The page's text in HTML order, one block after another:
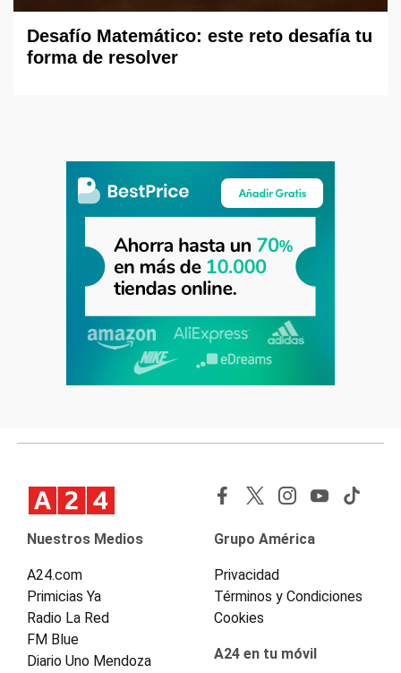
Desafío Matemático: este reto desafía tu
forma de resolver
Nuestros Medios
A24.com
Primicias Ya
Radio La Red
FM Blue
Diario Uno Mendoza
Grupo América
Privacidad
Términos y Condiciones
Cookies
A24 en tu móvil